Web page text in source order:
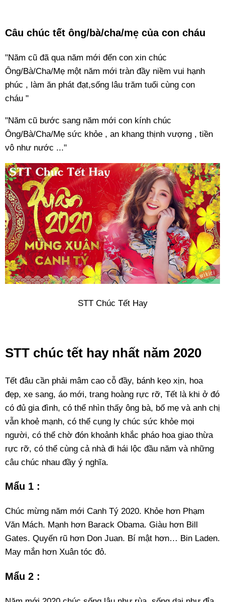
Câu chúc tết ông/bà/cha/mẹ của con cháu
"Năm cũ đã qua năm mới đến con xin chúc
Ông/Bà/Cha/Mẹ một năm mới tràn đầy niềm vui hạnh
phúc , làm ăn phát đạt,sống lâu trăm tuổi cùng con
cháu "
"Năm cũ bước sang năm mới con kính chúc
Ông/Bà/Cha/Mẹ sức khỏe , an khang thịnh vượng , tiền
vô như nước ..."
STT Chúc Tết Hay
STT chúc tết hay nhất năm 2020
Tết đâu cần phải mâm cao cỗ đầy, bánh kẹo xịn, hoa
đẹp, xe sang, áo mới, trang hoàng rực rỡ, Tết là khi ở đó
có đủ gia đình, có thể nhìn thấy ông bà, bố mẹ và anh chị
vẫn khoẻ mạnh, có thể cụng ly chúc sức khỏe mọi
người, có thể chờ đón khoảnh khắc pháo hoa giao thừa
rực rỡ, có thể cùng cả nhà đi hái lộc đầu năm và những
câu chúc nhau đầy ý nghĩa.
Mẩu 1 :
Chúc mừng năm mới Canh Tý 2020. Khỏe hơn Phạm
Văn Mách. Mạnh hơn Barack Obama. Giàu hơn Bill
Gates. Quyến rũ hơn Don Juan. Bí mật hơn… Bin Laden.
May mắn hơn Xuân tóc đỏ.
Mẩu 2 :